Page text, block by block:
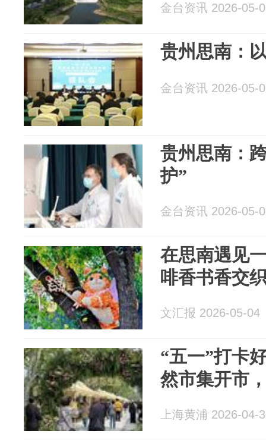
金台资讯 2026-05-
贵州思南：
金台资讯 2026-05-
贵州思南：
护”
金台资讯 2026-05-
在思南遇见
啡香书香交
文汇报 2026-05-04
“五一”打卡
然市集开市
上海黄浦 2026-04-